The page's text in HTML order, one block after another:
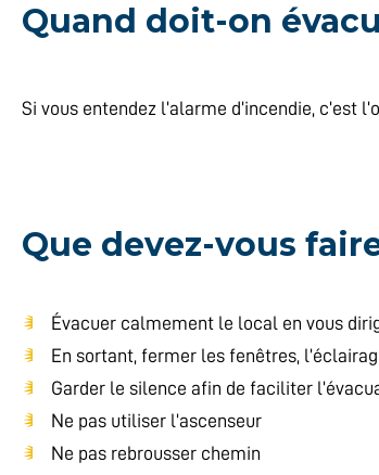
Quand doit-on
Si vous entendez l’alarme d’incendie, c’est
Que devez-vous
Évacuer calmement le local en vous
En sortant, fermer les fenêtres,
Garder le silence afin de faciliter
Ne pas utiliser l’ascenseur
Ne pas rebrousser chemin